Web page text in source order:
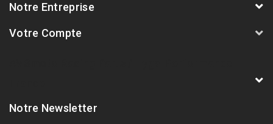
Notre Entreprise
Votre Compte
Notre Newsletter